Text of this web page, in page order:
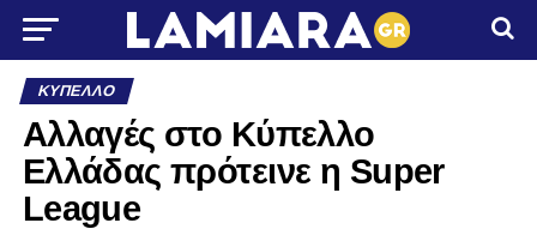
ΚΎΠΕΛΛΟ
Αλλαγές στο Κύπελλο
Ελλάδας πρότεινε η Super
League